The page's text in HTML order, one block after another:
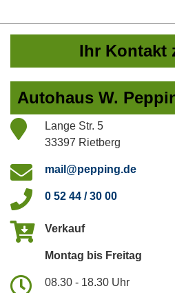
Ihr Kontakt
Autohaus W.
Lange Str. 5
33397 Rietberg
mail@pepping.de
0 52 44 / 30 00
Verkauf
Montag bis Freitag
08.30 - 18.30 Uhr